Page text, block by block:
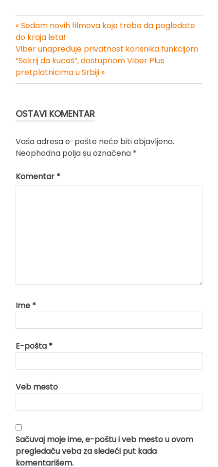
Kretanje
članka
« Sedam novih filmova koje treba da pogledate
do kraja leta!
Viber unapređuje privatnost korisnika funkcijom
“Sakrij da kucaš”, dostupnom Viber Plus
pretplatnicima u Srbiji »
OSTAVI KOMENTAR
Vaša adresa e-pošte neće biti objavljena.
Neophodna polja su označena *
Komentar *
Ime *
E-pošta *
Veb mesto
Sačuvaj moje ime, e-poštu i veb mesto u ovom
pregledaču veba za sledeći put kada
komentarišem.